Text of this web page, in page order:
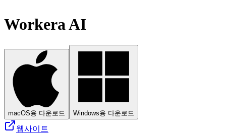
Workera AI
macOS용 다운로드 Windows용 다운로드
웹사이트